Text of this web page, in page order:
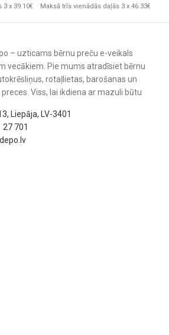
līmeņi
un lakas
risku mazulim.
x 39.10€ Maksā trīs vienādās daļās 3 x 46.33€
– uzticams bērnu preču e-veikals
vecākiem. Pie mums atradīsiet bērnu
rotaļlietas, barošanas un
Viss, lai ikdiena ar mazuli būtu
Liepāja, LV-3401
27 701